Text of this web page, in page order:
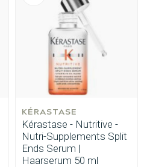
KÉRASTASE
Kérastase - Nutritive -
Nutri-Supplements Split
Ends Serum |
Haarserum 50 ml